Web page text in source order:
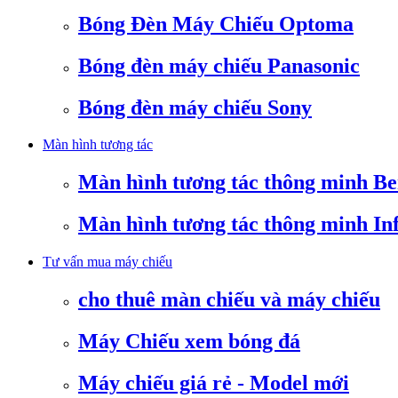
Bóng Đèn Máy Chiếu Optoma
Bóng đèn máy chiếu Panasonic
Bóng đèn máy chiếu Sony
Màn hình tương tác
Màn hình tương tác thông minh
Màn hình tương tác thông minh
Tư vấn mua máy chiếu
cho thuê màn chiếu và máy chiếu
Máy Chiếu xem bóng đá
Máy chiếu giá rẻ - Model mới